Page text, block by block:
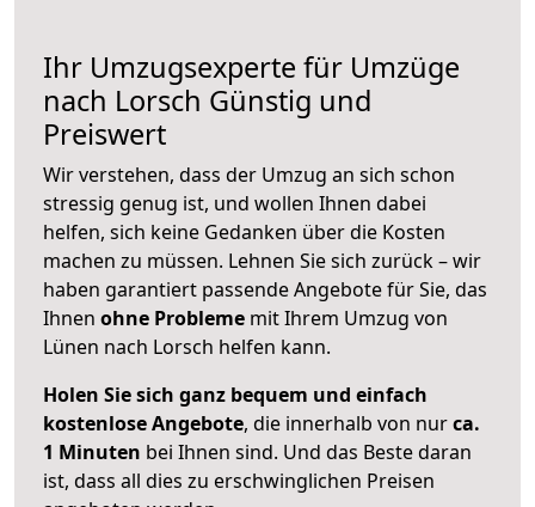
Ihr Umzugsexperte für Umzüge
nach Lorsch Günstig und
Preiswert
Wir verstehen, dass der Umzug an sich schon
stressig genug ist, und wollen Ihnen dabei
helfen, sich keine Gedanken über die Kosten
machen zu müssen. Lehnen Sie sich zurück – wir
haben garantiert passende Angebote für Sie, das
Ihnen ohne Probleme mit Ihrem Umzug von
Lünen nach Lorsch helfen kann.
Holen Sie sich ganz bequem und einfach
kostenlose Angebote, die innerhalb von nurca.
1 Minuten bei Ihnen sind. Und das Beste daran
ist, dass all dies zu erschwinglichen Preisen